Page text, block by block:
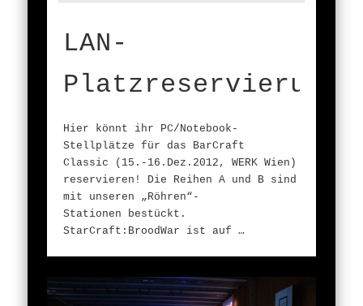
LAN-
Platzreservierung
Hier könnt ihr PC/Notebook-
Stellplätze für das BarCraft
Classic (15.-16.Dez.2012, WERK Wien)
reservieren! Die Reihen A und B sind
mit unseren „Röhren“-
Stationen bestückt.
StarCraft:BroodWar ist auf …